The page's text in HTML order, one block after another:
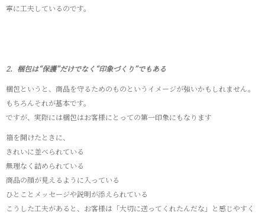
寧に工夫しているのです。
2．梱包は“保護”だけでなく“印象づくり”でもある
梱包というと、商品を守るためのものというイメージが強いかもしれません。
もちろんそれが基本です。
ですが、実際には梱包はお客様にとっての第一印象にもなります
箱を開けたときに、
きれいに並べられている
無理なく詰められている
商品の顔が見えるように入っている
ひとことメッセージや説明が添えられている
こうした工夫があると、お客様は「大切に送ってくれたんだな」と感じやすく